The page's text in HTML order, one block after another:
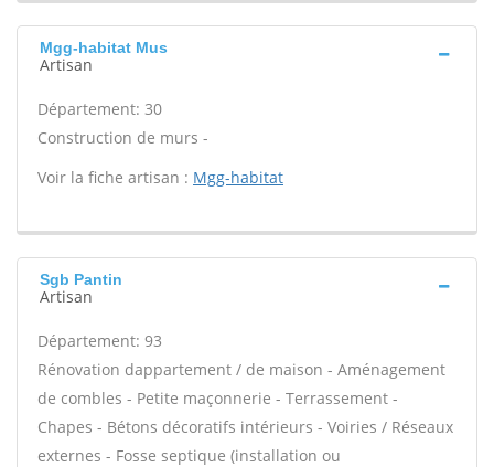
Mgg-habitat Mus
Artisan
Département: 30
Construction de murs -
Voir la fiche artisan : Mgg-habitat
Sgb Pantin
Artisan
Département: 93
Rénovation dappartement / de maison - Aménagement
de combles - Petite maçonnerie - Terrassement -
Chapes - Bétons décoratifs intérieurs - Voiries / Réseaux
externes - Fosse septique (installation ou